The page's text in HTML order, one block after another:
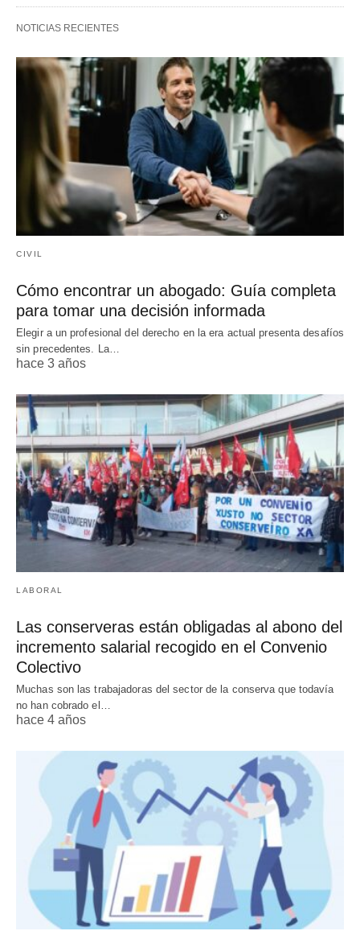
NOTICIAS RECIENTES
CIVIL
Cómo encontrar un abogado: Guía completa
para tomar una decisión informada
Elegir a un profesional del derecho en la era actual presenta desafíos
sin precedentes. La…
hace 3 años
LABORAL
Las conserveras están obligadas al abono del
incremento salarial recogido en el Convenio
Colectivo
Muchas son las trabajadoras del sector de la conserva que todavía
no han cobrado el…
hace 4 años